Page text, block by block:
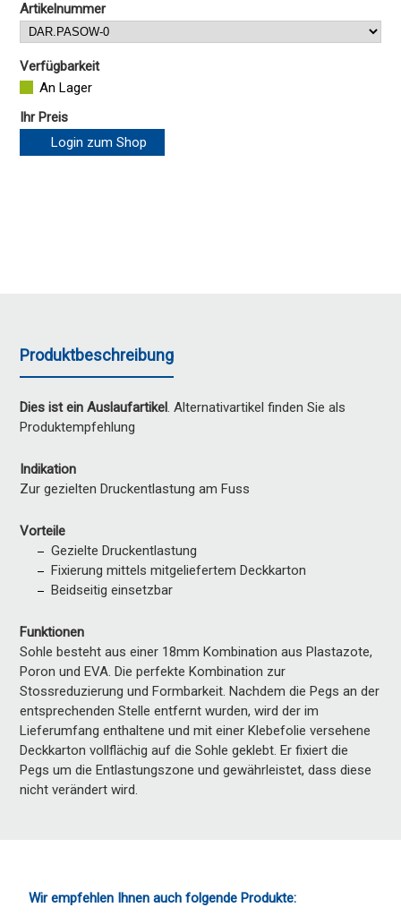
Artikelnummer
Verfügbarkeit
An Lager
Ihr Preis
Login zum Shop
Produktbeschreibung
Dies ist ein Auslaufartikel. Alternativartikel finden Sie als
Produktempfehlung
Indikation
Zur gezielten Druckentlastung am Fuss
Vorteile
Gezielte Druckentlastung
Fixierung mittels mitgeliefertem Deckkarton
Beidseitig einsetzbar
Funktionen
Sohle besteht aus einer 18mm Kombination aus Plastazote,
Poron und EVA. Die perfekte Kombination zur
Stossreduzierung und Formbarkeit. Nachdem die Pegs an der
entsprechenden Stelle entfernt wurden, wird der im
Lieferumfang enthaltene und mit einer Klebefolie versehene
Deckkarton vollflächig auf die Sohle geklebt. Er fixiert die
Pegs um die Entlastungszone und gewährleistet, dass diese
nicht verändert wird.
Wir empfehlen Ihnen auch folgende Produkte: